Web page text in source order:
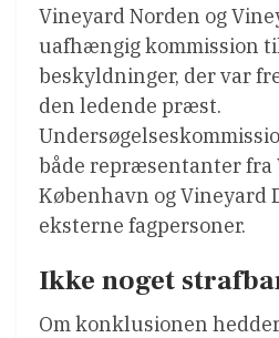
Vineyard Norden og
uafhængig kommission
beskyldninger, der var
den ledende præst.
både repræsentanter fra
København og Vineyard
eksterne fagpersoner.
Ikke noget
Om konklusionen